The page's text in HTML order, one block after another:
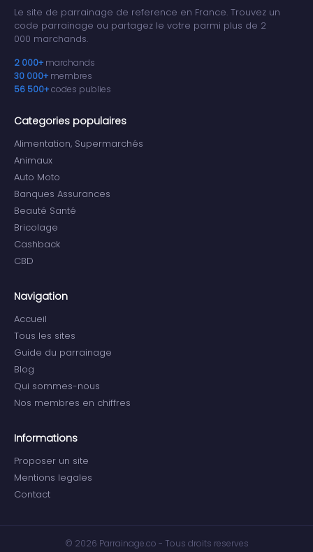
Le site de parrainage de reference en France. Trouvez un
code parrainage ou partagez le votre parmi plus de 2
000 marchands.
2 000+ marchands
30 000+ membres
56 500+codes publies
Categories populaires
Alimentation, Supermarchés
Animaux
Auto Moto
Banques Assurances
Beauté Santé
Bricolage
Cashback
CBD
Navigation
Accueil
Tous les sites
Guide du parrainage
Blog
Qui sommes-nous
Nos membres en chiffres
Informations
Proposer un site
Mentions legales
Contact
© 2026 Parrainage.co - Tous droits reserves